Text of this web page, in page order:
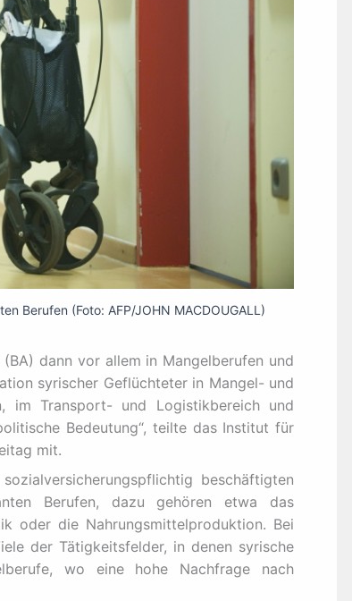
Berufen (Foto: AFP/JOHN MACDOUGALL)
dann vor allem in Mangelberufen und
syrischer Geflüchteter in Mangel- und
im Transport- und Logistikbereich und
Bedeutung“, teilte das Institut für
mit.
beschäftigten
Berufen, dazu gehören etwa das
oder die Nahrungsmittelproduktion. Bei
der Tätigkeitsfelder, in denen syrische
wo eine hohe Nachfrage nach